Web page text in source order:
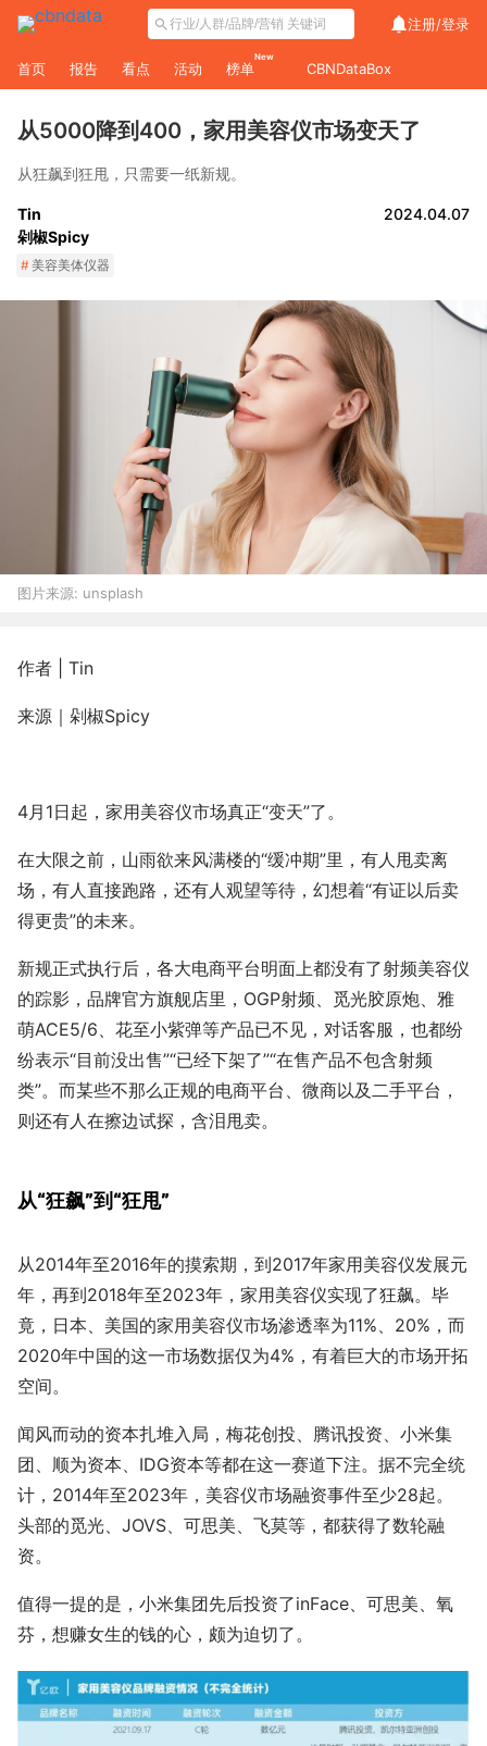
注册/登录
首页 报告 看点 活动 榜单
New
CBNDataBox
从5000降到400，家用美容仪市场变天了
从狂飙到狂甩，只需要一纸新规。
Tin
剁椒Spicy
2024.04.07
#美容美体仪器
图片来源: unsplash
作者 | Tin
来源｜剁椒Spicy
4月1日起，家用美容仪市场真正“变天”了。
在大限之前，山雨欲来风满楼的“缓冲期”里，有人甩卖离
场，有人直接跑路，还有人观望等待，幻想着“有证以后卖
得更贵”的未来。
新规正式执行后，各大电商平台明面上都没有了射频美容仪
的踪影，品牌官方旗舰店里，OGP射频、觅光胶原炮、雅
萌ACE5/6、花至小紫弹等产品已不见，对话客服，也都纷
纷表示“目前没出售”“已经下架了”“在售产品不包含射频
类”。而某些不那么正规的电商平台、微商以及二手平台，
则还有人在擦边试探，含泪甩卖。
从“狂飙”到“狂甩”
从2014年至2016年的摸索期，到2017年家用美容仪发展元
年，再到2018年至2023年，家用美容仪实现了狂飙。毕
竟，日本、美国的家用美容仪市场渗透率为11%、20%，而
2020年中国的这一市场数据仅为4%，有着巨大的市场开拓
空间。
闻风而动的资本扎堆入局，梅花创投、腾讯投资、小米集
团、顺为资本、IDG资本等都在这一赛道下注。据不完全统
计，2014年至2023年，美容仪市场融资事件至少28起。
头部的觅光、JOVS、可思美、飞莫等，都获得了数轮融
资。
值得一提的是，小米集团先后投资了inFace、可思美、氧
芬，想赚女生的钱的心，颇为迫切了。